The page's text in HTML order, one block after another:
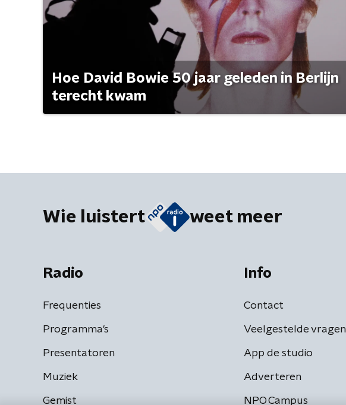
Hoe David Bowie 50 jaar geleden in Berlijn
terecht kwam
Wie luistert weet meer
Radio
Frequenties
Programma's
Presentatoren
Muziek
Gemist
Info
Contact
Veelgestelde vragen
App de studio
Adverteren
NPO Campus